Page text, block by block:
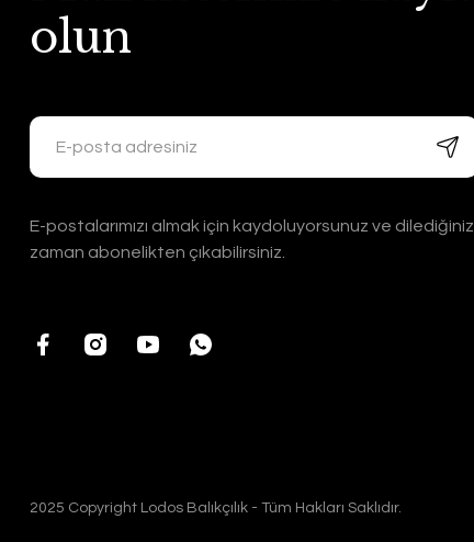
olun
E-postalarımızı almak için kaydoluyorsunuz ve dilediğiniz
zaman abonelikten çıkabilirsiniz.
2025 Copyright Lodos Balıkçılık - Tüm Hakları Saklıdır.